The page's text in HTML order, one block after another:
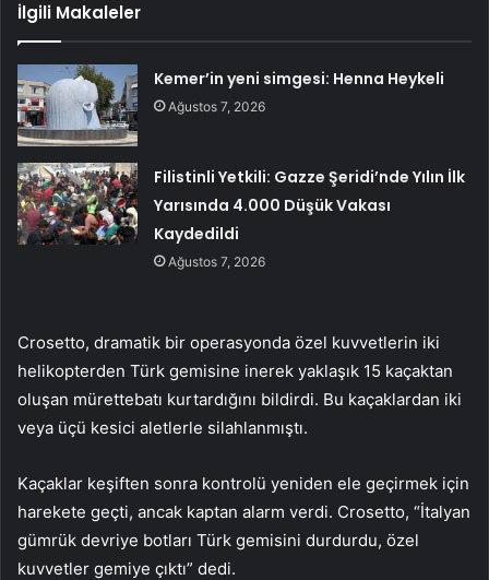
İlgili Makaleler
Kemer’in yeni simgesi: Henna Heykeli
Ağustos 7, 2026
Filistinli Yetkili: Gazze Şeridi’nde Yılın İlk
Yarısında 4.000 Düşük Vakası
Kaydedildi
Ağustos 7, 2026
Crosetto, dramatik bir operasyonda özel kuvvetlerin iki
helikopterden Türk gemisine inerek yaklaşık 15 kaçaktan
oluşan mürettebatı kurtardığını bildirdi. Bu kaçaklardan iki
veya üçü kesici aletlerle silahlanmıştı.
Kaçaklar keşiften sonra kontrolü yeniden ele geçirmek için
harekete geçti, ancak kaptan alarm verdi. Crosetto, “İtalyan
gümrük devriye botları Türk gemisini durdurdu, özel
kuvvetler gemiye çıktı” dedi.